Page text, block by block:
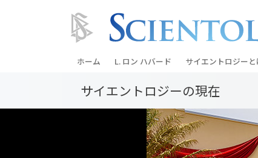
ホーム L. ロン ハバード サイエントロジー
信条と実践
サイエントロジーの
サイエントロジス
ントロジー
サイエントロジーの現在